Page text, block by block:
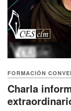
FORMACIÓN
Charla